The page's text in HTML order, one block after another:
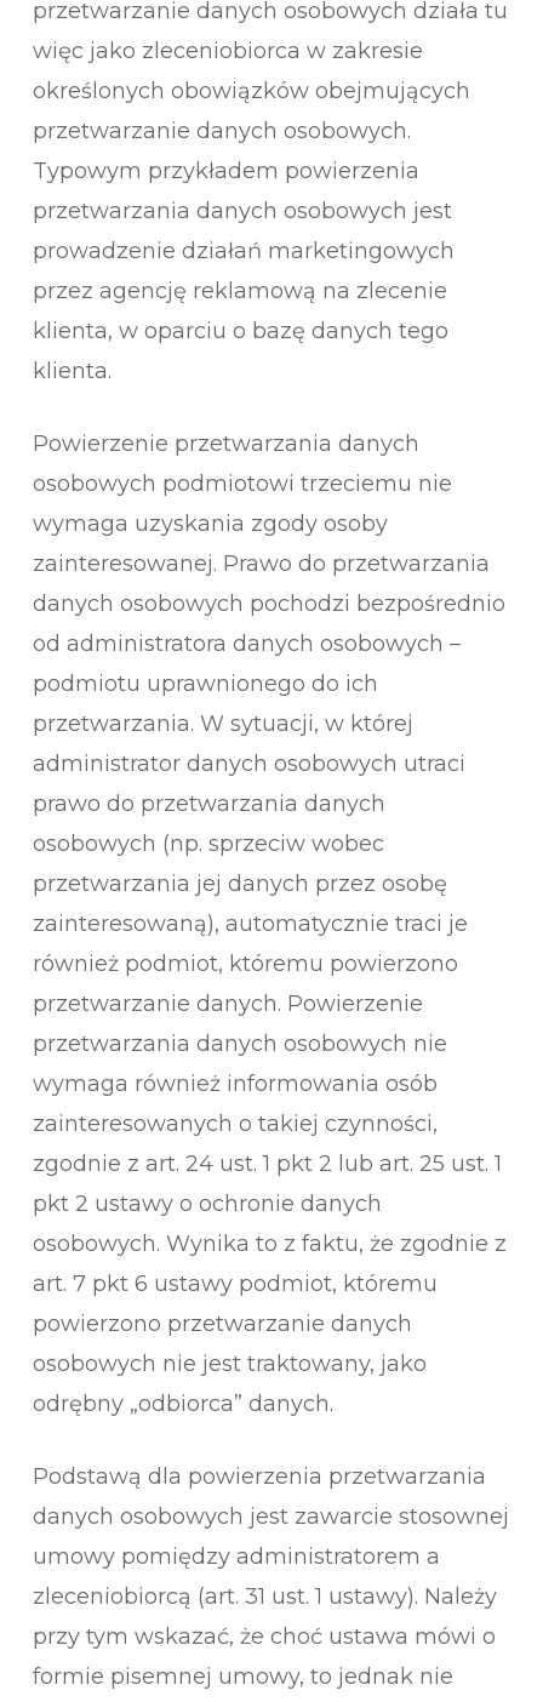
przetwarzanie danych osobowych działa tu
więc jako zleceniobiorca w zakresie
określonych obowiązków obejmujących
przetwarzanie danych osobowych.
Typowym przykładem powierzenia
przetwarzania danych osobowych jest
prowadzenie działań marketingowych
przez agencję reklamową na zlecenie
klienta, w oparciu o bazę danych tego
klienta.
Powierzenie przetwarzania danych
osobowych podmiotowi trzeciemu nie
wymaga uzyskania zgody osoby
zainteresowanej. Prawo do przetwarzania
danych osobowych pochodzi bezpośrednio
od administratora danych osobowych –
podmiotu uprawnionego do ich
przetwarzania. W sytuacji, w której
administrator danych osobowych utraci
prawo do przetwarzania danych
osobowych (np. sprzeciw wobec
przetwarzania jej danych przez osobę
zainteresowaną), automatycznie traci je
również podmiot, któremu powierzono
przetwarzanie danych. Powierzenie
przetwarzania danych osobowych nie
wymaga również informowania osób
zainteresowanych o takiej czynności,
zgodnie z art. 24 ust. 1 pkt 2 lub art. 25 ust. 1
pkt 2 ustawy o ochronie danych
osobowych. Wynika to z faktu, że zgodnie z
art. 7 pkt 6 ustawy podmiot, któremu
powierzono przetwarzanie danych
osobowych nie jest traktowany, jako
odrębny „odbiorca” danych.
Podstawą dla powierzenia przetwarzania
danych osobowych jest zawarcie stosownej
umowy pomiędzy administratorem a
zleceniobiorcą (art. 31 ust. 1 ustawy). Należy
przy tym wskazać, że choć ustawa mówi o
formie pisemnej umowy, to jednak nie